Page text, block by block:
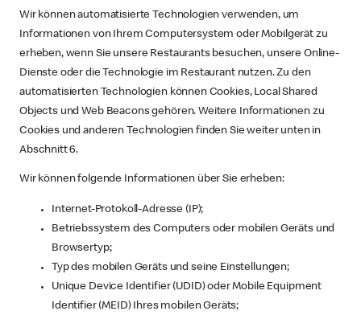
Wir können automatisierte Technologien verwenden, um
Informationen von Ihrem Computersystem oder Mobilgerät zu
erheben, wenn Sie unsere Restaurants besuchen, unsere Online-
Dienste oder die Technologie im Restaurant nutzen. Zu den
automatisierten Technologien können Cookies, Local Shared
Objects und Web Beacons gehören. Weitere Informationen zu
Cookies und anderen Technologien finden Sie weiter unten in
Abschnitt 6.
Wir können folgende Informationen über Sie erheben:
Internet-Protokoll-Adresse (IP);
Betriebssystem des Computers oder mobilen Geräts und
Browsertyp;
Typ des mobilen Geräts und seine Einstellungen;
Unique Device Identifier (UDID) oder Mobile Equipment
Identifier (MEID) Ihres mobilen Geräts;